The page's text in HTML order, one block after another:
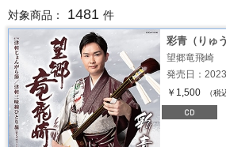
対象商品： 1481 件
彩青（りゅ
望郷竜飛崎
発売日：
￥1,500
（税